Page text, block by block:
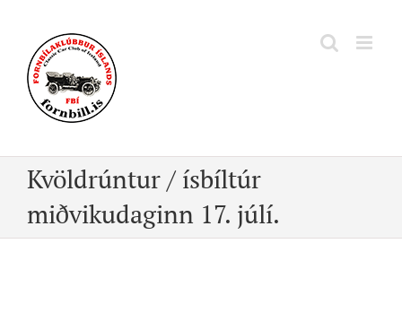
content
Kvöldrúntur / ísbíltúr
miðvikudaginn 17. júlí.